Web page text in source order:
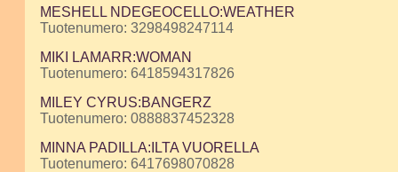
MESHELL NDEGEOCELLO:WEATHER
Tuotenumero: 3298498247114
MIKI LAMARR:WOMAN
Tuotenumero: 6418594317826
MILEY CYRUS:BANGERZ
Tuotenumero: 0888837452328
MINNA PADILLA:ILTA VUORELLA
Tuotenumero: 6417698070828